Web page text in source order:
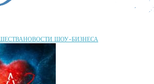
НОВОСТИ ШОУ-БИЗНЕСА